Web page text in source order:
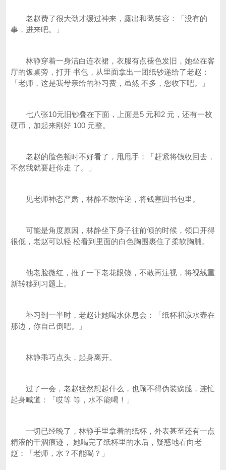
老赵费了很大劲才缓过神来，露出和蔼笑容：「没有的
事，进来吧。」
林静穿着一身洁白连衣裙，衣服有点褪色发旧，她坐在客
厅的饭桌旁，打开 书包，从里面拿出一团纸钞递给了老赵：
「老师，这是我母亲给的补习费，虽然 不多，您收下吧。」
七八张10元旧钞叠在下面，上面是5 元和2 元，还有一枚
硬币，加起来刚好 100 元整。
老赵的脸色顿时不好看了，甩甩手：「赶紧将钱收回去，
不然我就要赶你走 了。」
见老师神态严肃，林静不敢忤逆，将钱塞回书包里。
可能是角度原因，林静坐下身子往前倾的时候，领口开得
很低，老赵可以轻 松看到里面的白色胸围裹住了柔软胸脯。
他老脸微红，推了一下老花眼镜，不敢再注视，将视线重
新转移到习题上。
补习到一半时，老赵让她喝水休息会：「纸杯和凉水壶在
那边，你自己倒吧。」
林静乖巧点头，起身离开。
过了一会，老赵猛然想起什么，也顾不得伪装瘸腿，连忙
起身喊道：「哎等 等，水不能喝！」
一切已经晚了，林静手里拿着的纸杯，外表甚至还有一点
精液的干涸痕迹， 她喝完了纸杯里的水后，疑惑地看向老
赵：「老师，水？不能喝？」